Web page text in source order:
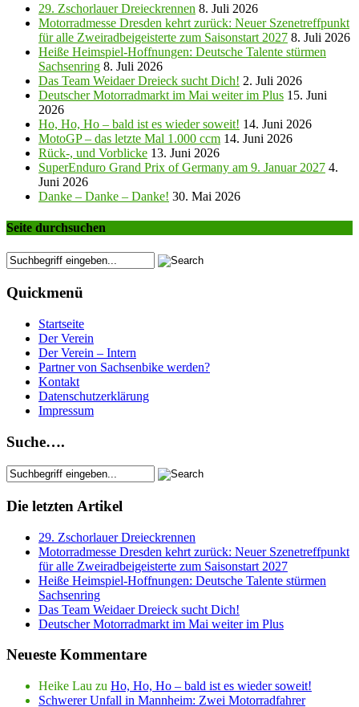
29. Zschorlauer Dreieckrennen 8. Juli 2026
Motorradmesse Dresden kehrt zurück: Neuer Szenetreffpunkt
für alle Zweiradbeigeisterte zum Saisonstart 2027 8. Juli 2026
Heiße Heimspiel-Hoffnungen: Deutsche Talente stürmen
Sachsenring 8. Juli 2026
Das Team Weidaer Dreieck sucht Dich! 2. Juli 2026
Deutscher Motorradmarkt im Mai weiter im Plus 15. Juni
2026
Ho, Ho, Ho – bald ist es wieder soweit! 14. Juni 2026
MotoGP – das letzte Mal 1.000 ccm 14. Juni 2026
Rück-, und Vorblicke 13. Juni 2026
SuperEnduro Grand Prix of Germany am 9. Januar 2027 4.
Juni 2026
Danke – Danke – Danke! 30. Mai 2026
Seite durchsuchen
Quickmenü
Startseite
Der Verein
Der Verein – Intern
Partner von Sachsenbike werden?
Kontakt
Datenschutzerklärung
Impressum
Suche….
Die letzten Artikel
29. Zschorlauer Dreieckrennen
Motorradmesse Dresden kehrt zurück: Neuer Szenetreffpunkt
für alle Zweiradbeigeisterte zum Saisonstart 2027
Heiße Heimspiel-Hoffnungen: Deutsche Talente stürmen
Sachsenring
Das Team Weidaer Dreieck sucht Dich!
Deutscher Motorradmarkt im Mai weiter im Plus
Neueste Kommentare
Heike Lau zu Ho, Ho, Ho – bald ist es wieder soweit!
Schwerer Unfall in Mannheim: Zwei Motorradfahrer